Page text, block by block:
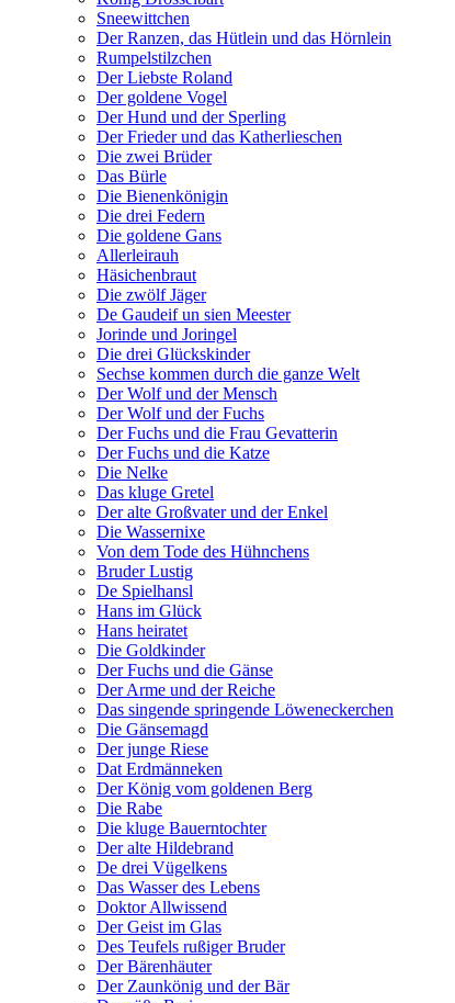
Sneewittchen
Der Ranzen, das Hütlein und das Hörnlein
Rumpelstilzchen
Der Liebste Roland
Der goldene Vogel
Der Hund und der Sperling
Der Frieder und das Katherlieschen
Die zwei Brüder
Das Bürle
Die Bienenkönigin
Die drei Federn
Die goldene Gans
Allerleirauh
Häsichenbraut
Die zwölf Jäger
De Gaudeif un sien Meester
Jorinde und Joringel
Die drei Glückskinder
Sechse kommen durch die ganze Welt
Der Wolf und der Mensch
Der Wolf und der Fuchs
Der Fuchs und die Frau Gevatterin
Der Fuchs und die Katze
Die Nelke
Das kluge Gretel
Der alte Großvater und der Enkel
Die Wassernixe
Von dem Tode des Hühnchens
Bruder Lustig
De Spielhansl
Hans im Glück
Hans heiratet
Die Goldkinder
Der Fuchs und die Gänse
Der Arme und der Reiche
Das singende springende Löweneckerchen
Die Gänsemagd
Der junge Riese
Dat Erdmänneken
Der König vom goldenen Berg
Die Rabe
Die kluge Bauerntochter
Der alte Hildebrand
De drei Vügelkens
Das Wasser des Lebens
Doktor Allwissend
Der Geist im Glas
Des Teufels rußiger Bruder
Der Bärenhäuter
Der Zaunkönig und der Bär